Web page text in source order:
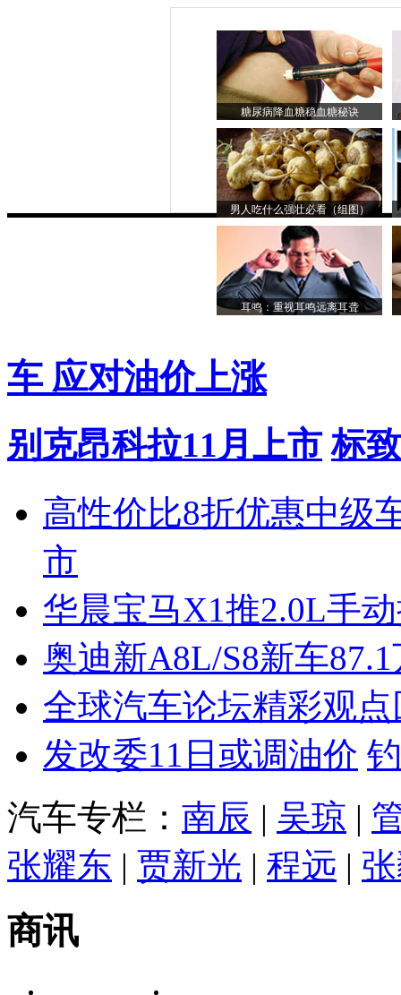
糖尿病降血糖稳血糖秘诀
男人吃什么强壮必看（组图）
耳鸣：重视耳鸣远离耳聋
车 应对油价上涨
别克昂科拉11月上市 标
高性价比8折优惠中级
市
华晨宝马X1推2.0L手
奥迪新A8L/S8新车
全球汽车论坛精彩观点
发改委11日或调油价
汽车专栏： 南辰 | 吴琼 |
张耀东 | 贾新光 | 程远 |
商讯